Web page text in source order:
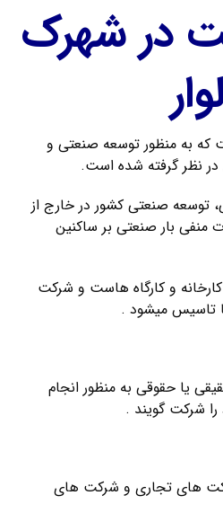
در شهرک
به منظور توسعه صنعتی و
نظر گرفته شده است.
توسعه صنعتی کشور در خارج از
منفی بار صنعتی بر ساکنین
و کارگاه هاست و شرکت
تاسیس میشود .
یا حقوقی به منظور انجام
شرکت گویند .
۲ دسته شرکت های تجاری و شرکت های